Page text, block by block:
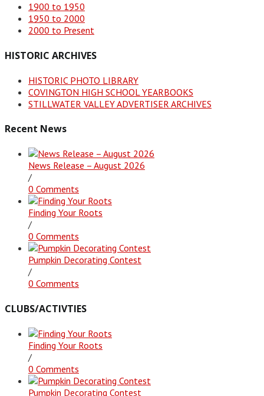
1900 to 1950
1950 to 2000
2000 to Present
HISTORIC ARCHIVES
HISTORIC PHOTO LIBRARY
COVINGTON HIGH SCHOOL YEARBOOKS
STILLWATER VALLEY ADVERTISER ARCHIVES
Recent News
News Release – August 2026
/
0 Comments
Finding Your Roots
/
0 Comments
Pumpkin Decorating Contest
/
0 Comments
CLUBS/ACTIVTIES
Finding Your Roots
/
0 Comments
Pumpkin Decorating Contest